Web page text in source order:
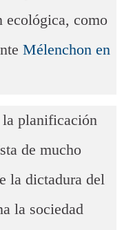
ecológica, como
Mélenchon en
la planificación
de mucho
la dictadura del
la sociedad